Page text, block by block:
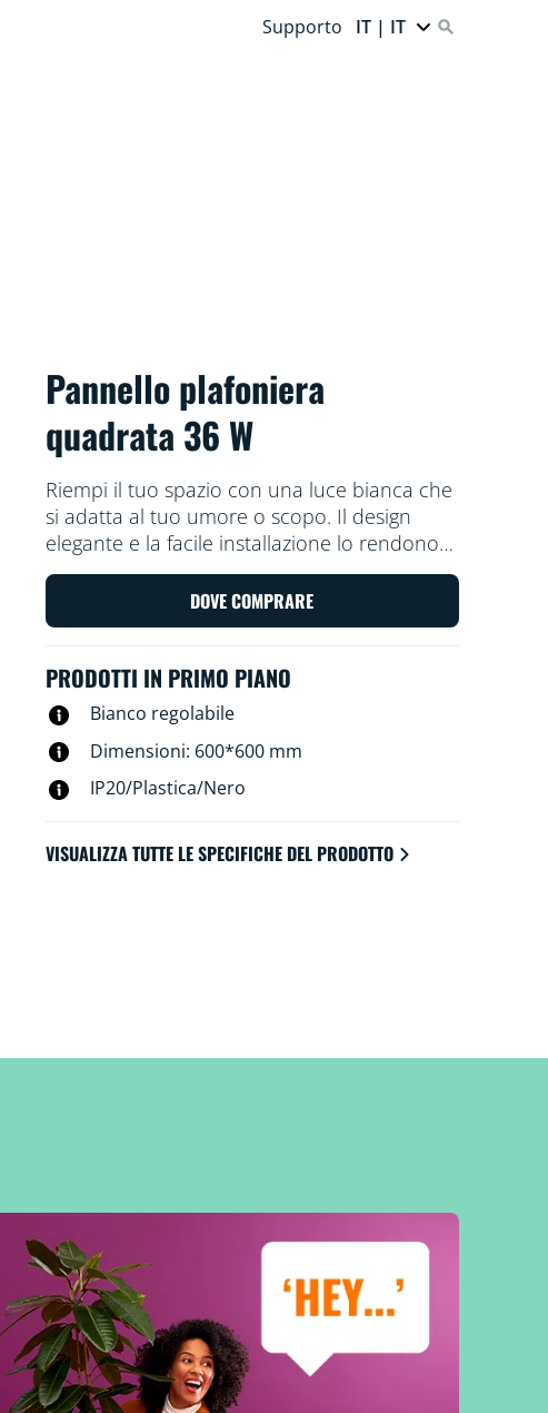
Supporto IT | IT
Pannello plafoniera
quadrata 36 W
Riempi il tuo spazio con una luce bianca che
si adatta al tuo umore o scopo. Il design
elegante e la facile installazione lo rendono
una parte confortevole e senza soluzione di
continuità del tuo spazio.
DOVE COMPRARE
PRODOTTI IN PRIMO PIANO
Bianco regolabile
Dimensioni: 600*600 mm
IP20/Plastica/Nero
VISUALIZZA TUTTE LE SPECIFICHE DEL PRODOTTO